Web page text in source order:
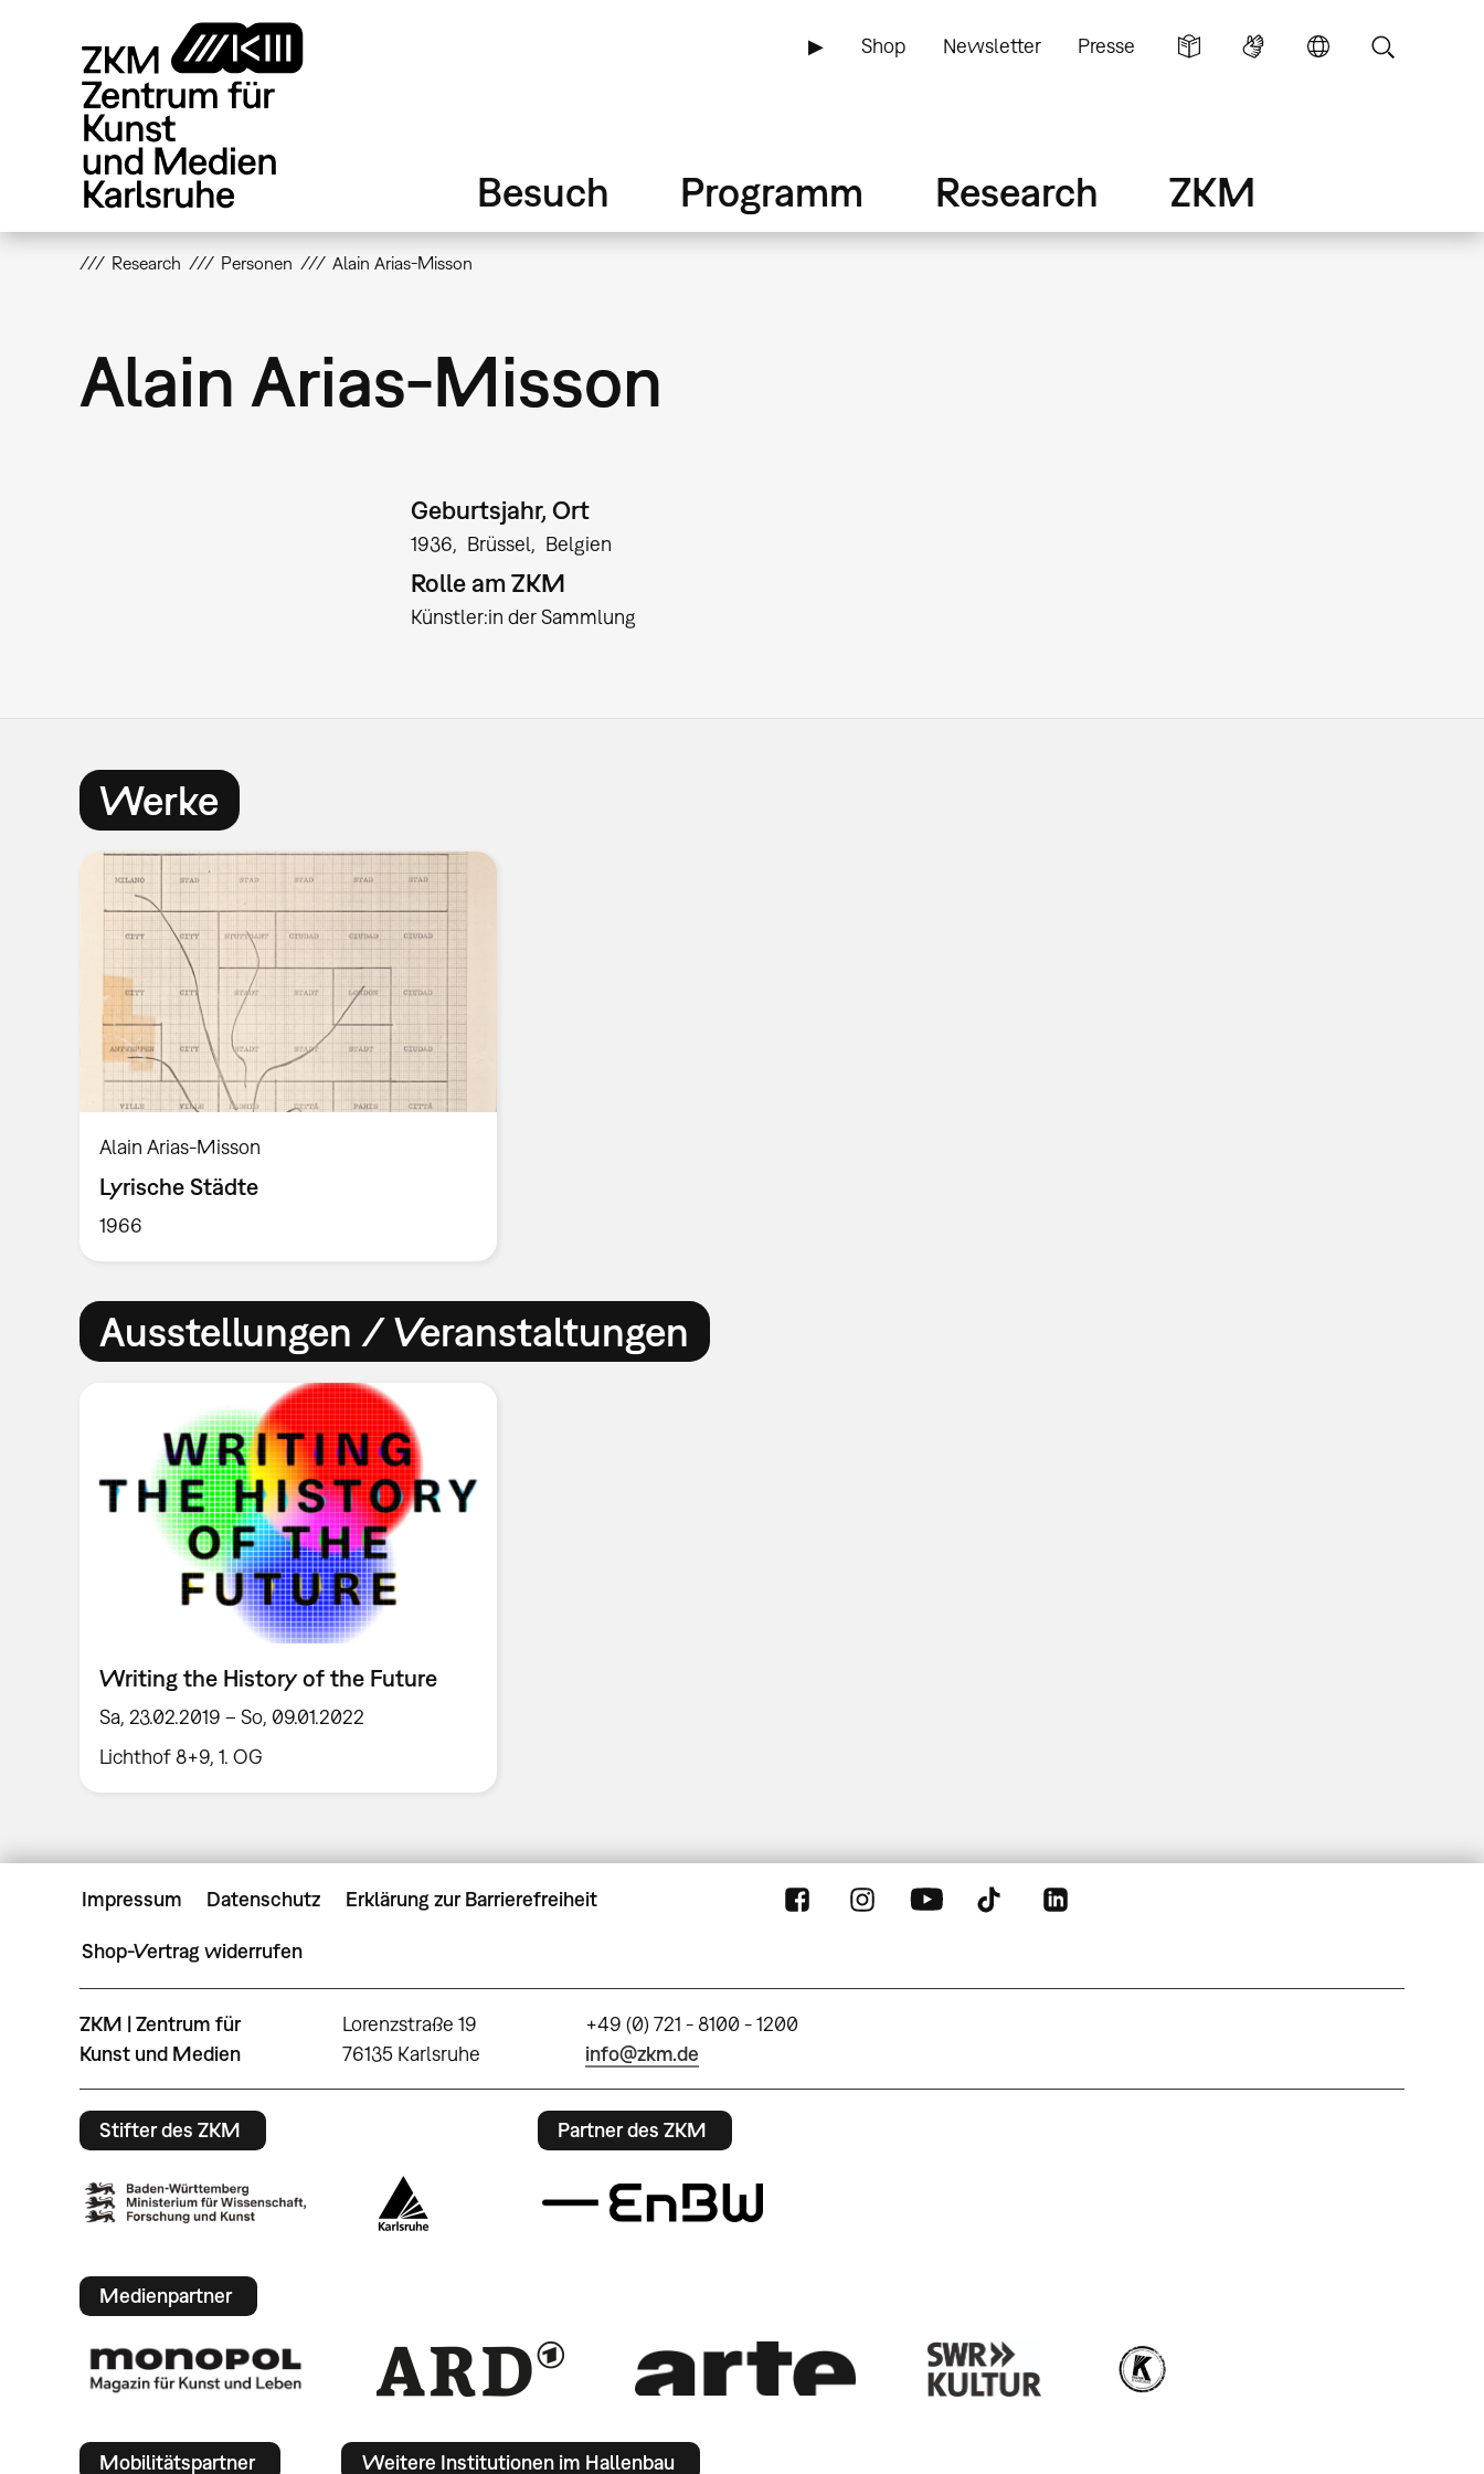
▶ Shop Newsletter Presse
Besuch Programm Research ZKM
Research Personen Alain Arias-Misson
Alain Arias-Misson
Geburtsjahr, Ort
1936 Brüssel Belgien
Rolle am ZKM
Künstler:in der Sammlung
Werke
Alain Arias-Misson
Lyrische Städte
1966
Ausstellungen / Veranstaltungen
Writing the History of the Future
Sa, 23.02.2019 – So, 09.01.2022
Lichthof 8+9, 1. OG
Impressum Datenschutz Erklärung zur Barrierefreiheit
Shop-Vertrag widerrufen
ZKM | Zentrum für
Kunst und Medien
Lorenzstraße 19
76135 Karlsruhe
+49 (0) 721 - 8100 - 1200
info@zkm.de
Stifter des ZKM Partner des ZKM
Medienpartner
Mobilitätspartner Weitere Institutionen im Hallenbau